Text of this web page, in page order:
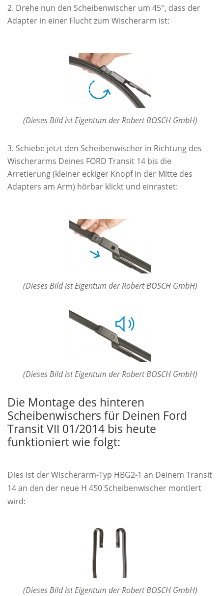
Drehe nun den Scheibenwischer um 45°, dass der
Adapter in einer Flucht zum Wischerarm ist:
(Dieses Bild ist Eigentum der Robert BOSCH GmbH)
Schiebe jetzt den Scheibenwischer in Richtung des
Wischerarms Deines FORD Transit 14 bis die
Arretierung (kleiner eckiger Knopf in der Mitte des
Adapters am Arm) hörbar klickt und einrastet:
(Dieses Bild ist Eigentum der Robert BOSCH GmbH)
(Dieses Bild ist Eigentum der Robert BOSCH GmbH)
Die Montage des hinteren
Scheibenwischers für Deinen Ford
Transit VII 01/2014 bis heute
funktioniert wie folgt:
Dies ist der Wischerarm-Typ HBG2-1 an Deinem Transit
14 an den der neue H 450 Scheibenwischer montiert
wird:
(Dieses Bild ist Eigentum der Robert BOSCH GmbH)